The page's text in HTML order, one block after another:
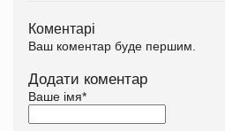
Коментарі
Ваш коментар буде першим.
Додати коментар
Ваше імя*